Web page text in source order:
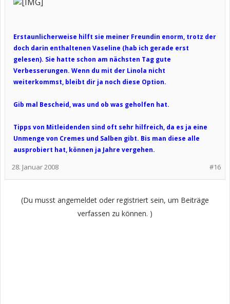
Erstaunlicherweise hilft sie meiner Freundin enorm, trotz der
doch darin enthaltenen Vaseline (hab ich gerade erst
gelesen). Sie hatte schon am nächsten Tag gute
Verbesserungen. Wenn du mit der Linola nicht
weiterkommst, bleibt dir ja noch diese Option.
Gib mal Bescheid, was und ob was geholfen hat.
Tipps von Mitleidenden sind oft sehr hilfreich, da es ja eine
Unmenge von Cremes und Salben gibt. Bis man diese alle
ausprobiert hat, können ja Jahre vergehen.
#16
28. Januar 2008
(Du musst angemeldet oder registriert sein, um Beiträge
verfassen zu können. )